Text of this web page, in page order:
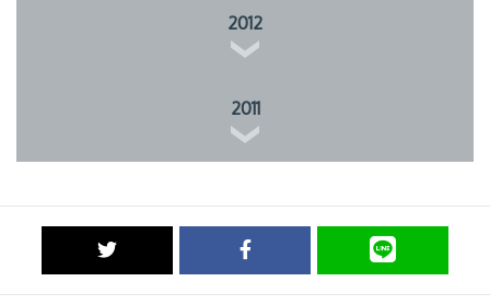
2012
2011